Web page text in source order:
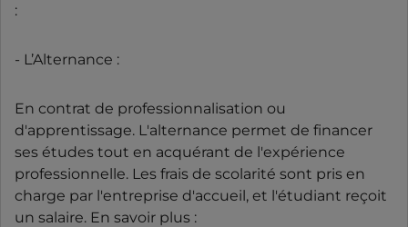
:
- L’Alternance :
En contrat de professionnalisation ou
d'apprentissage. L'alternance permet de financer
ses études tout en acquérant de l'expérience
professionnelle. Les frais de scolarité sont pris en
charge par l'entreprise d'accueil, et l'étudiant reçoit
un salaire. En savoir plus :